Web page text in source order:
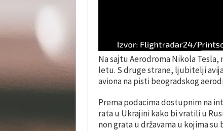
Na sajtu Aerodroma Nikola
letu. S druge strane, ljubitelji
aviona na pisti beogradskog
Prema podacima dostupnim na
rata u Ukrajini kako bi vratili u
non grata u državama u kojima su